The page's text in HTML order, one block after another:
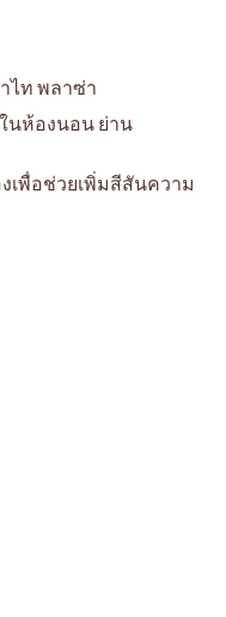
ไท พลาซ่า
นห้องนอน ย่าน
เพื่อช่วยเพิ่มสีสันความ